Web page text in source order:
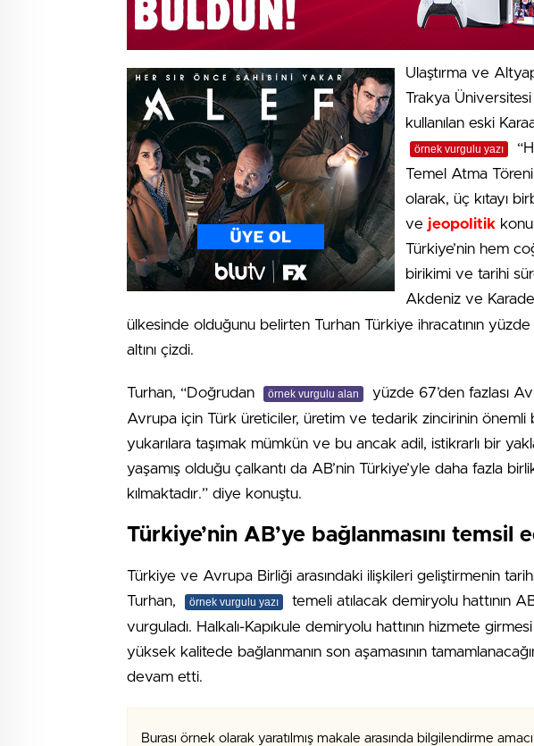
Ulaştırma ve
Trakya
kullanılan eski
örnek vurgulu yazı
Temel Atma
olarak, üç kıtayı
ve jeopolitik
Türkiye’nin hem
birikimi ve tarihi
Akdeniz ve
ülkesinde olduğunu belirten Turhan Türkiye ihracatının
altını çizdi.
Turhan, “Doğrudan örnek vurgulu alan
yüzde 67’den fazlası
Avrupa için Türk üreticiler, üretim ve tedarik zincirinin önemli
yukarılara taşımak mümkün ve bu ancak adil, istikrarlı bir
yaşamış olduğu çalkantı da AB’nin Türkiye’yle daha fazla
kılmaktadır.” diye konuştu.
Türkiye’nin AB’ye bağlanmasını temsil
Türkiye ve Avrupa Birliği arasındaki ilişkileri geliştirmenin
Turhan,
örnek vurgulu yazı
temeli atılacak demiryolu hattının
vurguladı. Halkalı-Kapıkule demiryolu hattının hizmete
yüksek kalitede bağlanmanın son aşamasının
devam etti.
Burası örnek olarak yaratılmış makale arasında bilgilendirme